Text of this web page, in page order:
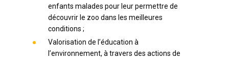
enfants malades pour leur permettre de
découvrir le zoo dans les meilleures
conditions ;
Valorisation de l’éducation à
l’environnement, à travers des actions de